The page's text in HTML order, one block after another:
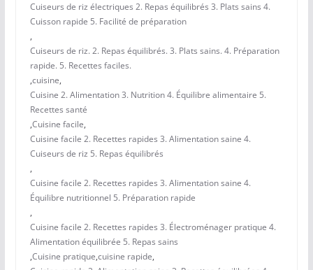
Cuiseurs de riz électriques 2. Repas équilibrés 3. Plats sains 4.
Cuisson rapide 5. Facilité de préparation
,
Cuiseurs de riz. 2. Repas équilibrés. 3. Plats sains. 4. Préparation
rapide. 5. Recettes faciles.
,cuisine,
Cuisine 2. Alimentation 3. Nutrition 4. Équilibre alimentaire 5.
Recettes santé
,Cuisine facile,
Cuisine facile 2. Recettes rapides 3. Alimentation saine 4.
Cuiseurs de riz 5. Repas équilibrés
,
Cuisine facile 2. Recettes rapides 3. Alimentation saine 4.
Équilibre nutritionnel 5. Préparation rapide
,
Cuisine facile 2. Recettes rapides 3. Électroménager pratique 4.
Alimentation équilibrée 5. Repas sains
,Cuisine pratique,cuisine rapide,